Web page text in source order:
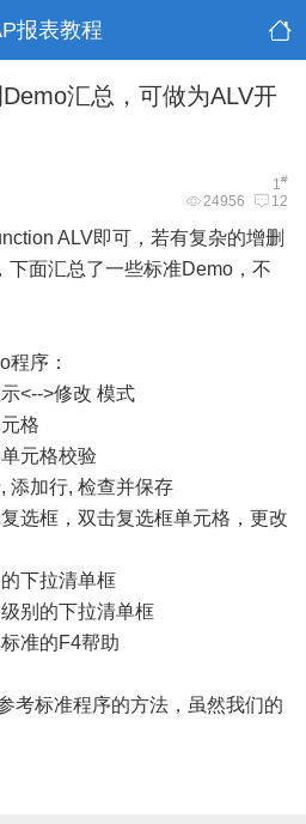
报表教程
汇总，可做为ALV开
1#
24956 12
ALV即可，若有复杂的增删
下面汇总了一些标准Demo，不
序：
<-->修改 模式
格
元格校验
添加行, 检查并保存
选框，双击复选框单元格，更改
下拉清单框
别的下拉清单框
准的F4帮助
考标准程序的方法，虽然我们的